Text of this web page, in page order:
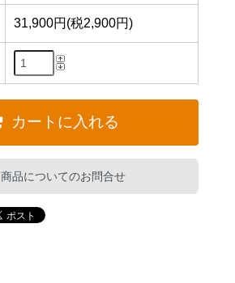
31,900円(税2,900円)
カートに入れる
商品についてのお問合せ